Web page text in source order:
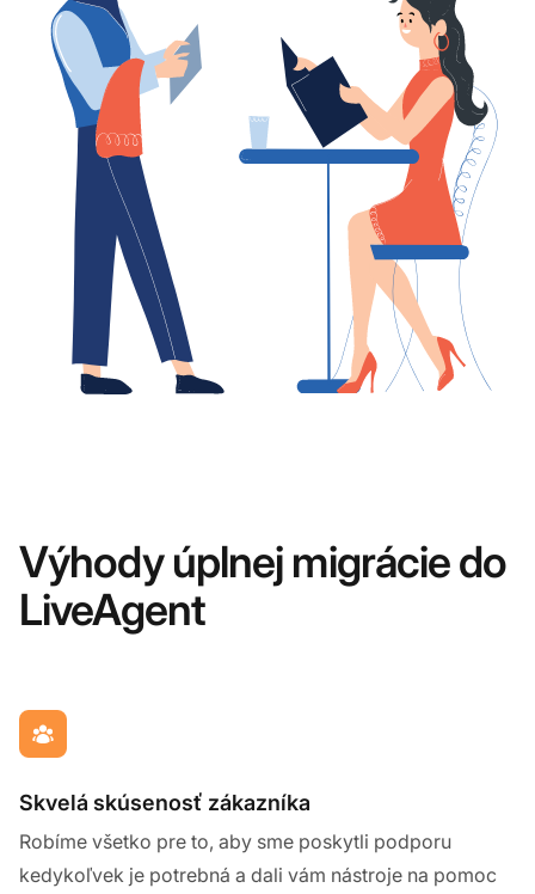
Výhody úplnej migrácie do
LiveAgent
Skvelá skúsenosť zákazníka
Robíme všetko pre to, aby sme poskytli podporu
kedykoľvek je potrebná a dali vám nástroje na pomoc